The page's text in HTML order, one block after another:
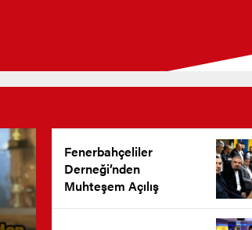
Fenerbahçeliler
Derneği’nden
Muhteşem Açılış